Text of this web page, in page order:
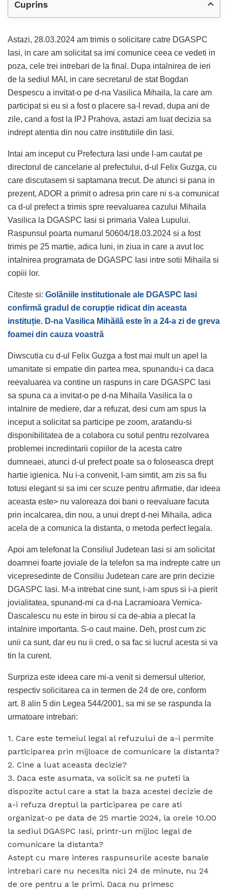
Cuprins
Astazi, 28.03.2024 am trimis o solicitare catre DGASPC
Iasi, in care am solicitat sa imi comunice ceea ce vedeti in
poza, cele trei intrebari de la final. Dupa intalnirea de ieri
de la sediul MAI, in care secretarul de stat Bogdan
Despescu a invitat-o pe d-na Vasilica Mihaila, la care am
participat si eu si a fost o placere sa-l revad, dupa ani de
zile, cand a fost la IPJ Prahova, astazi am luat decizia sa
indrept atentia din nou catre institutiile din Iasi.
Intai am inceput cu Prefectura Iasi unde l-am cautat pe
directorul de cancelarie al prefectului, d-ul Felix Guzga, cu
care discutasem si saptamana trecut. De atunci si pana in
prezent, ADOR a primit o adresa prin care ni s-a comunicat
ca d-ul prefect a trimis spre reevaluarea cazului Mihaila
Vasilica la DGASPC Iasi si primaria Valea Lupului.
Raspunsul poarta numarul 50604/18.03.2024 si a fost
trimis pe 25 martie, adica luni, in ziua in care a avut loc
intalnirea programata de DGASPC Iasi intre sotii Mihaila si
copiii lor.
Citeste si: Golăniile institutionale ale DGASPC Iasi
confirmă gradul de corupție ridicat din aceasta
instituție. D-na Vasilica Mihăilă este în a 24-a zi de greva
foamei din cauza voastră
Diwscutia cu d-ul Felix Guzga a fost mai mult un apel la
umanitate si empatie din partea mea, spunandu-i ca daca
reevaluarea va contine un raspuns in care DGASPC Iasi
sa spuna ca a invitat-o pe d-na Mihaila Vasilica la o
intalnire de mediere, dar a refuzat, desi cum am spus la
inceput a solicitat sa participe pe zoom, aratandu-si
disponibilitatea de a colabora cu sotul pentru rezolvarea
problemei incredintarii copiilor de la acesta catre
dumneaei, atunci d-ul prefect poate sa o foloseasca drept
hartie igienica. Nu i-a convenit, l-am simtit, am zis sa fiu
totusi elegant si sa imi cer scuze pentru afirmatie, dar ideea
aceasta este> nu valoreaza doi bani o reevaluare facuta
prin incalcarea, din nou, a unui drept d-nei Mihaila, adica
acela de a comunica la distanta, o metoda perfect legala.
Apoi am telefonat la Consiliul Judetean Iasi si am solicitat
doamnei foarte joviale de la telefon sa ma indrepte catre un
vicepresedinte de Consiliu Judetean care are prin decizie
DGASPC Iasi. M-a intrebat cine sunt, i-am spus si i-a pierit
jovialitatea, spunand-mi ca d-na Lacramioara Vernica-
Dascalescu nu este in birou si ca de-abia a plecat la
intalnire importanta. S-o caut maine. Deh, prost cum zic
unii ca sunt, dar eu nu ii cred, o sa fac si lucrul acesta si va
tin la curent.
Surpriza este ideea care mi-a venit si demersul ulterior,
respectiv solicitarea ca in termen de 24 de ore, conform
art. 8 alin 5 din Legea 544/2001, sa mi se se raspunda la
urmatoare intrebari:
1. Care este temeiul legal al refuzului de a-i permite
participarea prin mijloace de comunicare la distanta?
2. Cine a luat aceasta decizie?
3. Daca este asumata, va solicit sa ne puteti la
dispozite actul care a stat la baza acestei decizie de
a-i refuza dreptul la participarea pe care ati
organizat-o pe data de 25 martie 2024, la orele 10.00
la sediul DGASPC Iasi, printr-un mijloc legal de
comunicare la distanta?
Astept cu mare interes raspunsurile aceste banale
intrebari care nu necesita nici 24 de minute, nu 24
de ore pentru a le primi. Daca nu primesc